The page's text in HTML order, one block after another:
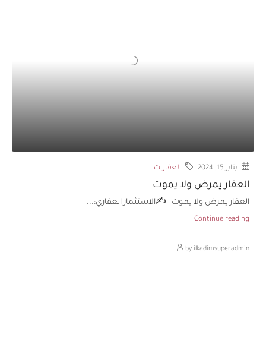
يناير 15, 2024 العقارات
العقار يمرض ولا يموت
العقار يمرض ولا يموت ✍️الاستثمار العقاري:...
Continue reading
by ilkadimsuperadmin